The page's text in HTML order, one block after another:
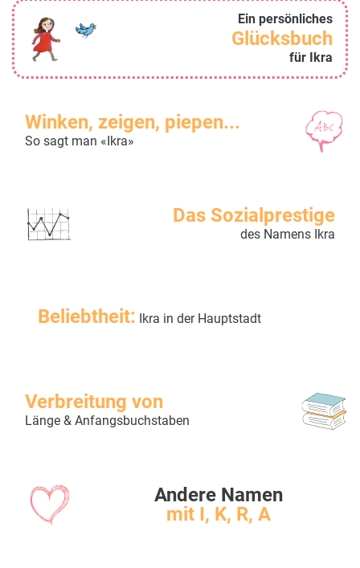
Ein persönliches
Glücksbuch
für Ikra
Winken, zeigen, piepen...
So sagt man «Ikra»
Das Sozialprestige
des Namens Ikra
Beliebtheit: Ikra in der Hauptstadt
Verbreitung von
Länge & Anfangsbuchstaben
Andere Namen
mit I, K, R, A